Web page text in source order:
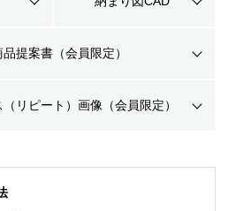
品提案書（会員限定）
リピート）画像（会員限定）